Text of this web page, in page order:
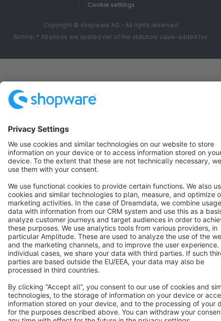
Cookie settings
Copyright © shopware AG - All rights reserved
Notice: * All prices are quoted net of the statutory value-added tax